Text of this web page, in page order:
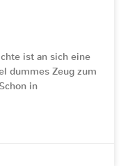
ist an sich eine
dummes Zeug zum
in